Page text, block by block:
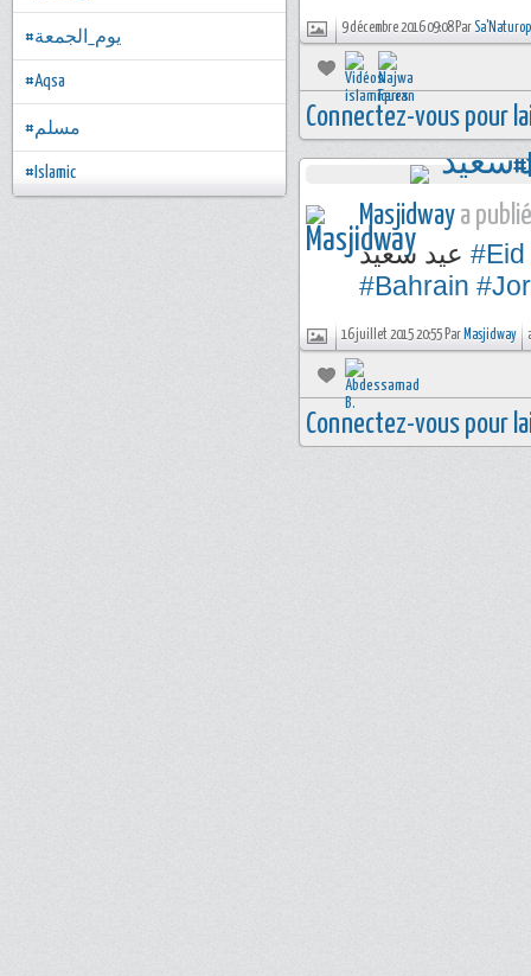
9 décembre 2016 09:08 Par
Connectez-vous pour
Masjidway a
#Eid
#Bahrain
16 juillet 2015 20:55 Par Masjidway
Connectez-vous pour
#يوم_الجمعة
#Aqsa
#مسلم
#Islamic